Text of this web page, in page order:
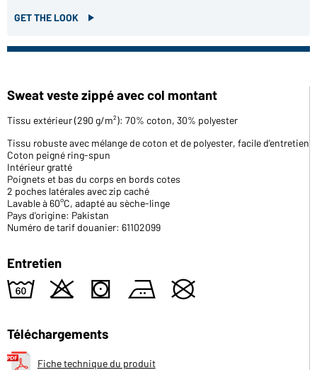
GET THE LOOK
Sweat veste zippé avec col montant
Tissu extérieur (290 g/m²): 70% coton, 30% polyester
Tissu robuste avec mélange de coton et de polyester, facile d'entretien
Coton peigné ring-spun
Intérieur gratté
Poignets et bas du corps en bords cotes
2 poches latérales avec zip caché
Lavable à 60°C, adapté au sèche-linge
Pays d'origine: Pakistan
Numéro de tarif douanier: 61102099
Entretien
4 o s b U
Téléchargements
Fiche technique du produit